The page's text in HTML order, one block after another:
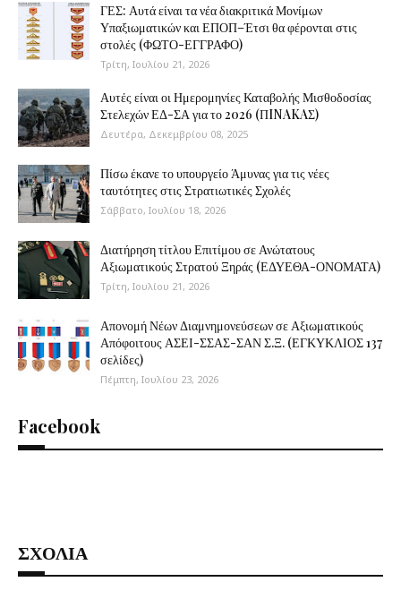
ΓΕΣ: Αυτά είναι τα νέα διακριτικά Μονίμων
Υπαξιωματικών και ΕΠΟΠ–Έτσι θα φέρονται στις
στολές (ΦΩΤΟ-ΕΓΓΡΑΦΟ)
Τρίτη, Ιουλίου 21, 2026
Αυτές είναι οι Ημερομηνίες Καταβολής Μισθοδοσίας
Στελεχών ΕΔ-ΣΑ για το 2026 (ΠINAKAΣ)
Δευτέρα, Δεκεμβρίου 08, 2025
Πίσω έκανε το υπουργείο Άμυνας για τις νέες
ταυτότητες στις Στρατιωτικές Σχολές
Σάββατο, Ιουλίου 18, 2026
Διατήρηση τίτλου Επιτίμου σε Ανώτατους
Αξιωματικούς Στρατού Ξηράς (ΕΔΥΕΘΑ-ΟΝΟΜΑΤΑ)
Τρίτη, Ιουλίου 21, 2026
Απονομή Νέων Διαμνημονεύσεων σε Αξιωματικούς
Απόφοιτους ΑΣΕΙ-ΣΣΑΣ-ΣΑΝ Σ.Ξ. (ΕΓΚΥΚΛΙΟΣ 137
σελίδες)
Πέμπτη, Ιουλίου 23, 2026
Facebook
ΣΧΟΛΙΑ